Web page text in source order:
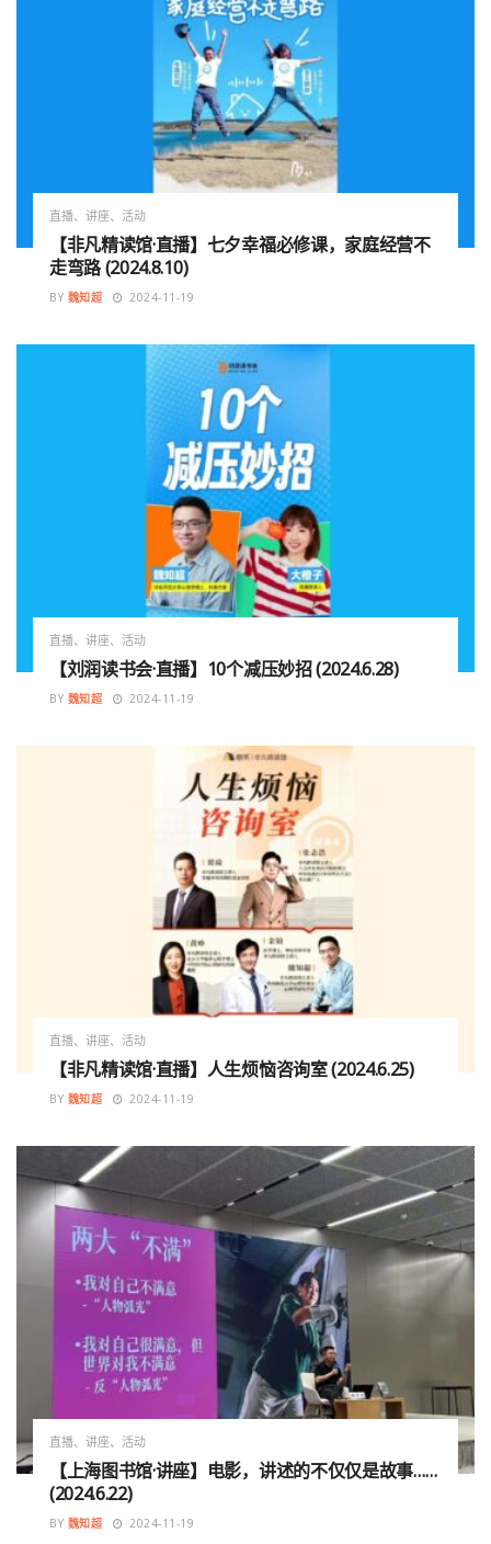
直播、讲座、活动
【非凡精读馆·直播】七夕幸福必修课，家庭经营不
走弯路 (2024.8.10)
BY 魏知超 2024-11-19
直播、讲座、活动
【刘润读书会·直播】10个减压妙招 (2024.6.28)
BY 魏知超 2024-11-19
直播、讲座、活动
【非凡精读馆·直播】人生烦恼咨询室 (2024.6.25)
BY 魏知超 2024-11-19
直播、讲座、活动
【上海图书馆·讲座】电影，讲述的不仅仅是故事……
(2024.6.22)
BY 魏知超 2024-11-19